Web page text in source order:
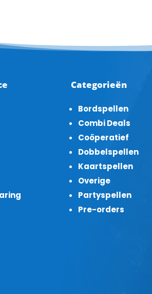
Categorieën
Bordspellen
Combi Deals
Coöperatief
Dobbelspellen
Kaartspellen
Overige
Partyspellen
Pre-orders